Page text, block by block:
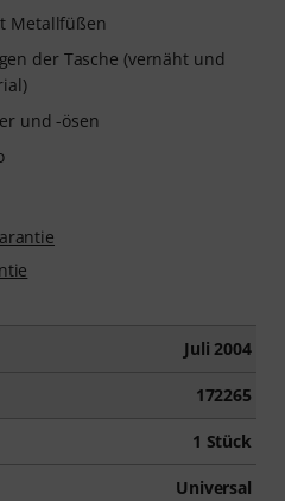
Metallfüßen
der Tasche (vernäht und
und -ösen
Juli 2004
172265
1 Stück
Universal